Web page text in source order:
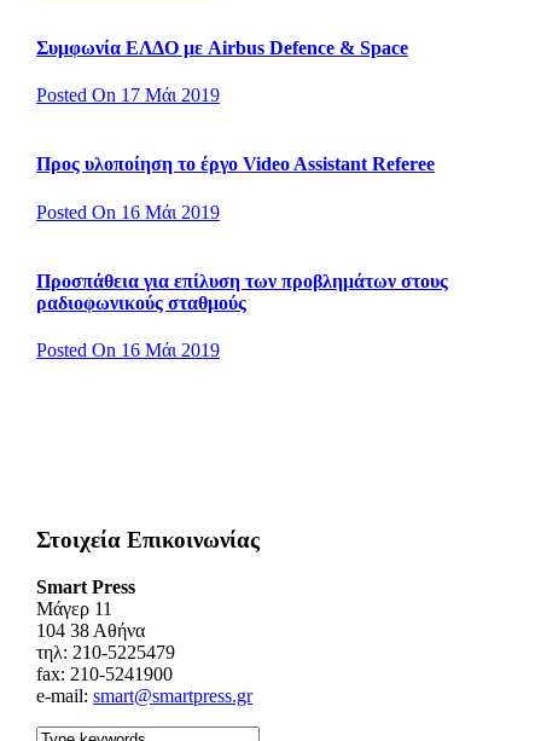
Συμφωνία ΕΛΔΟ με Airbus Defence & Space
Posted On 17 Μάι 2019
Προς υλοποίηση το έργο Video Assistant Referee
Posted On 16 Μάι 2019
Προσπάθεια για επίλυση των προβλημάτων στους
ραδιοφωνικούς σταθμούς
Posted On 16 Μάι 2019
Στοιχεία Επικοινωνίας
Smart Press
Mάγερ 11
104 38 Αθήνα
τηλ: 210-5225479
fax: 210-5241900
e-mail: smart@smartpress.gr